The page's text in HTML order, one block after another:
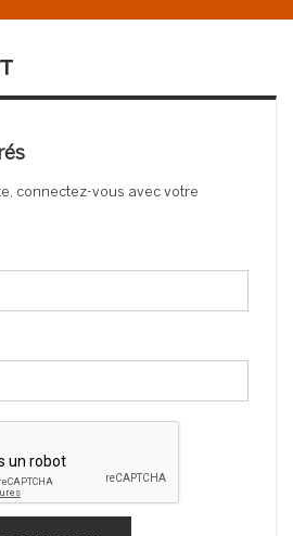
connectez-vous avec votre